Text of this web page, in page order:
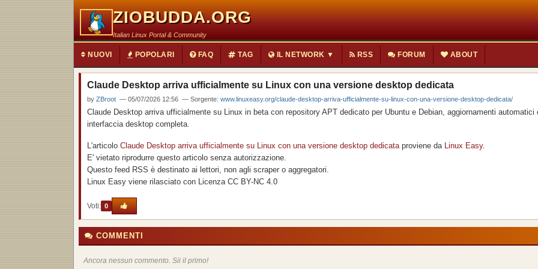
ZIOBUDDA.ORG
Italian Linux Portal & Community
NUOVI POPOLARI FAQ TAG IL NETWORK ▼ RSS FORUM ABOUT
Claude Desktop arriva ufficialmente su Linux con una versione desktop dedicata
by ZBroot — 05/07/2026 12:56 — Sorgente: www.linuxeasy.org/claude-desktop-arriva-ufficialmente-su-linux-con-una-versione-desktop-dedicata/
Claude Desktop arriva ufficialmente su Linux in beta con repository APT dedicato per Ubuntu e Debian, aggiornamenti automatici
interfaccia desktop completa.
L'articolo Claude Desktop arriva ufficialmente su Linux con una versione desktop dedicataproviene da Linux Easy.
E' vietato riprodurre questo articolo senza autorizzazione.
Questo feed RSS è destinato ai lettori, non agli scraper o aggregatori.
Linux Easy viene rilasciato con Licenza CC BY-NC 4.0
Voti: 0
COMMENTI
Ancora nessun commento. Sii il primo!